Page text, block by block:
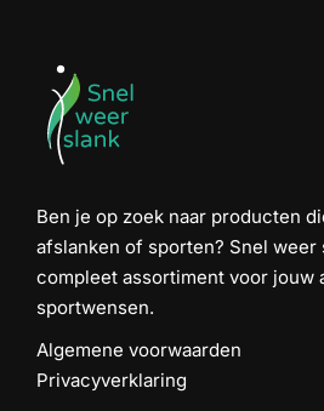
Ben je op zoek naar producten
afslanken of sporten? Snel weer
compleet assortiment voor jouw
sportwensen.
Algemene voorwaarden
Privacyverklaring